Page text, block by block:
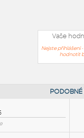
Vaše
Nejste přihlášeni
hodnotit